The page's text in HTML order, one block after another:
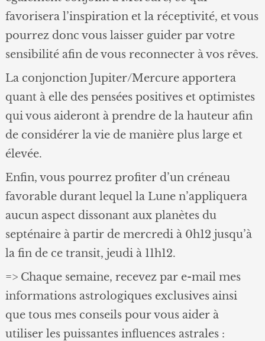
favorisera l’inspiration et la réceptivité, et vous
pourrez donc vous laisser guider par votre
sensibilité afin de vous reconnecter à vos rêves.
La conjonction Jupiter/Mercure apportera
quant à elle des pensées positives et optimistes
qui vous aideront à prendre de la hauteur afin
de considérer la vie de manière plus large et
élevée.
Enfin, vous pourrez profiter d’un créneau
favorable durant lequel la Lune n’appliquera
aucun aspect dissonant aux planètes du
septénaire à partir de mercredi à 0h12 jusqu’à
la fin de ce transit, jeudi à 11h12.
=> Chaque semaine, recevez par e-mail mes
informations astrologiques exclusives ainsi
que tous mes conseils pour vous aider à
utiliser les puissantes influences astrales :